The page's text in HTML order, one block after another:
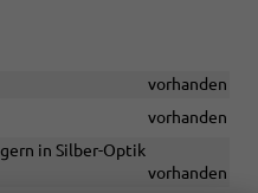
vorhanden
vorhanden
in Silber-Optik
vorhanden